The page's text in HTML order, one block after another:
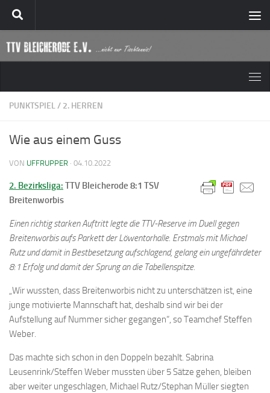
Zum Inhalt springen
PUNKTSPIEL/ 2. HERREN
Wie aus einem Guss
VON UFFRUPPER · 04.10.2022
2. Bezirksliga: TTV Bleicherode 8:1 TSV
Breitenworbis
Einen richtig starken Auftritt legte die TTV-Reserve im Duell gegen
Breitenworbis aufs Parkett der Löwentorhalle. Erstmals mit Michael
Rutz und damit in Bestbesetzung aufschlagend, gelang ein ungefährdeter
8:1 Erfolg und damit der Sprung an die Tabellenspitze.
„Wir wussten, dass Breitenworbis nicht zu unterschätzen ist, eine
junge motivierte Mannschaft hat, deshalb sind wir bei der
Aufstellung auf Nummer sicher gegangen“, so Teamchef Steffen
Weber.
Das machte sich schon in den Doppeln bezahlt. Sabrina
Leusenrink/Steffen Weber mussten über 5 Sätze gehen, bleiben
aber weiter ungeschlagen, Michael Rutz/Stephan Müller siegten